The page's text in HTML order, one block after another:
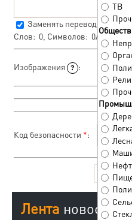
ТВ
Заменять переводы строк
Слов: 0 , Символов: 0/0
Изображения ? :
Код безопасности *:
Лента новостей